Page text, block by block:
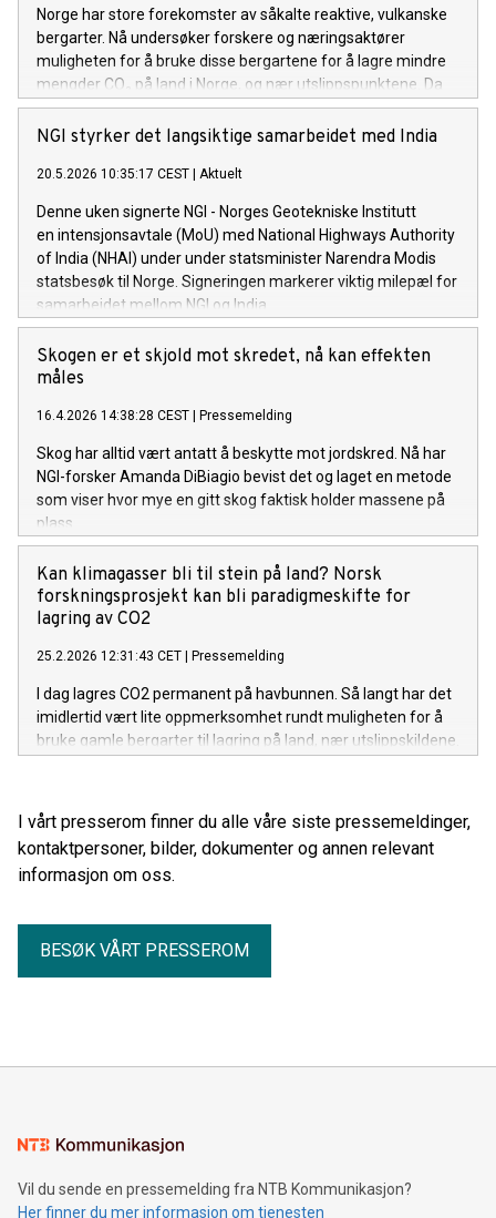
Norge har store forekomster av såkalte reaktive, vulkanske
bergarter. Nå undersøker forskere og næringsaktører
muligheten for å bruke disse bergartene for å lagre mindre
mengder CO₂ på land i Norge, og nær utslippspunktene. Da
skjer det noe ganske elegant i naturens kjemi: Berget
reagerer med karbonet, som blir til stein.
NGI styrker det langsiktige samarbeidet med India
20.5.2026 10:35:17 CEST | Aktuelt
Denne uken signerte NGI - Norges Geotekniske Institutt
en intensjonsavtale (MoU) med National Highways Authority
of India (NHAI) under under statsminister Narendra Modis
statsbesøk til Norge. Signeringen markerer viktig milepæl for
samarbeidet mellom NGI og India.
Skogen er et skjold mot skredet, nå kan effekten
måles
16.4.2026 14:38:28 CEST | Pressemelding
Skog har alltid vært antatt å beskytte mot jordskred. Nå har
NGI-forsker Amanda DiBiagio bevist det og laget en metode
som viser hvor mye en gitt skog faktisk holder massene på
plass.
Kan klimagasser bli til stein på land? Norsk
forskningsprosjekt kan bli paradigmeskifte for
lagring av CO2
25.2.2026 12:31:43 CET | Pressemelding
I dag lagres CO2 permanent på havbunnen. Så langt har det
imidlertid vært lite oppmerksomhet rundt muligheten for å
bruke gamle bergarter til lagring på land, nær utslippskildene.
I vårt presserom finner du alle våre siste pressemeldinger,
kontaktpersoner, bilder, dokumenter og annen relevant
informasjon om oss.
BESØK VÅRT PRESSEROM
Vil du sende en pressemelding fra NTB Kommunikasjon?
Her finner du mer informasjon om tjenesten